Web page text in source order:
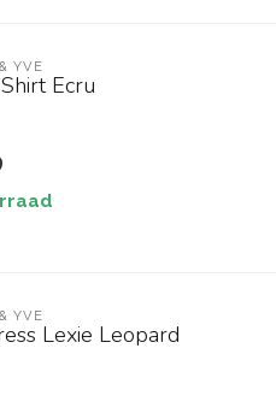
YVE
Ecru
YVE
Lexie Leopard